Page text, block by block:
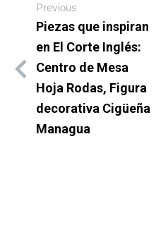
Previous
Piezas que inspiran
en El Corte Inglés:
Centro de Mesa
Hoja Rodas, Figura
decorativa Cigüeña
Managua